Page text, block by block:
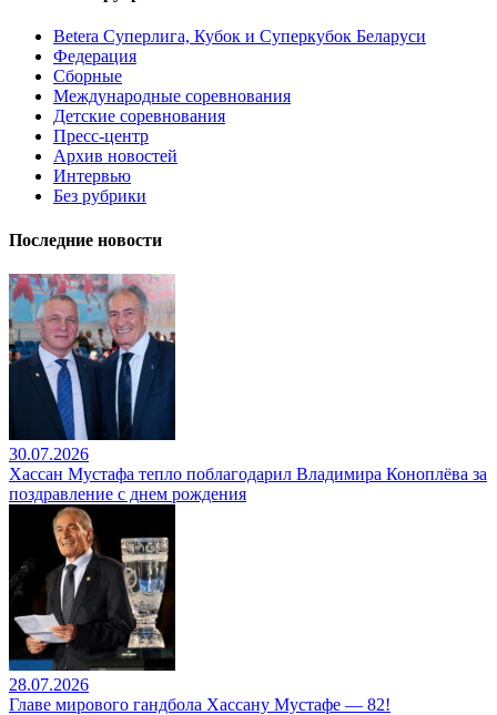
Betera Суперлига, Кубок и Суперкубок Беларуси
Федерация
Сборные
Международные соревнования
Детские соревнования
Пресс-центр
Архив новостей
Интервью
Без рубрики
Последние новости
30.07.2026
Хассан Мустафа тепло поблагодарил Владимира Коноплёва за
поздравление с днем рождения
28.07.2026
Главе мирового гандбола Хассану Мустафе — 82!